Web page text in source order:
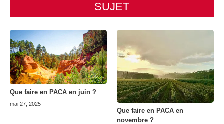
SUJET
Que faire en PACA en juin ?
mai 27, 2025
Que faire en PACA en
novembre ?